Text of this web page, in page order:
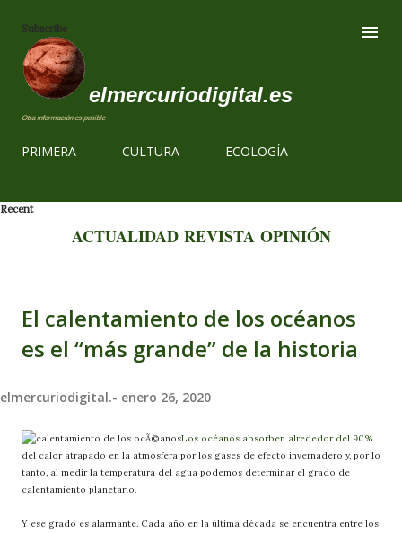
Subscribe
elmercuriodigital.es
Otra información es posible
PRIMERA CULTURA ECOLOGÍA
Recent
ACTUALIDAD REVISTA OPINIÓN
El calentamiento de los océanos
es el “más grande” de la historia
elmercuriodigital.- enero 26, 2020
Los océanos absorben alrededor del 90%
del calor atrapado en la atmósfera por los gases de efecto invernadero y, por lo
tanto, al medir la temperatura del agua podemos determinar el grado de
calentamiento planetario.
Y ese grado es alarmante. Cada año en la última década se encuentra entre los